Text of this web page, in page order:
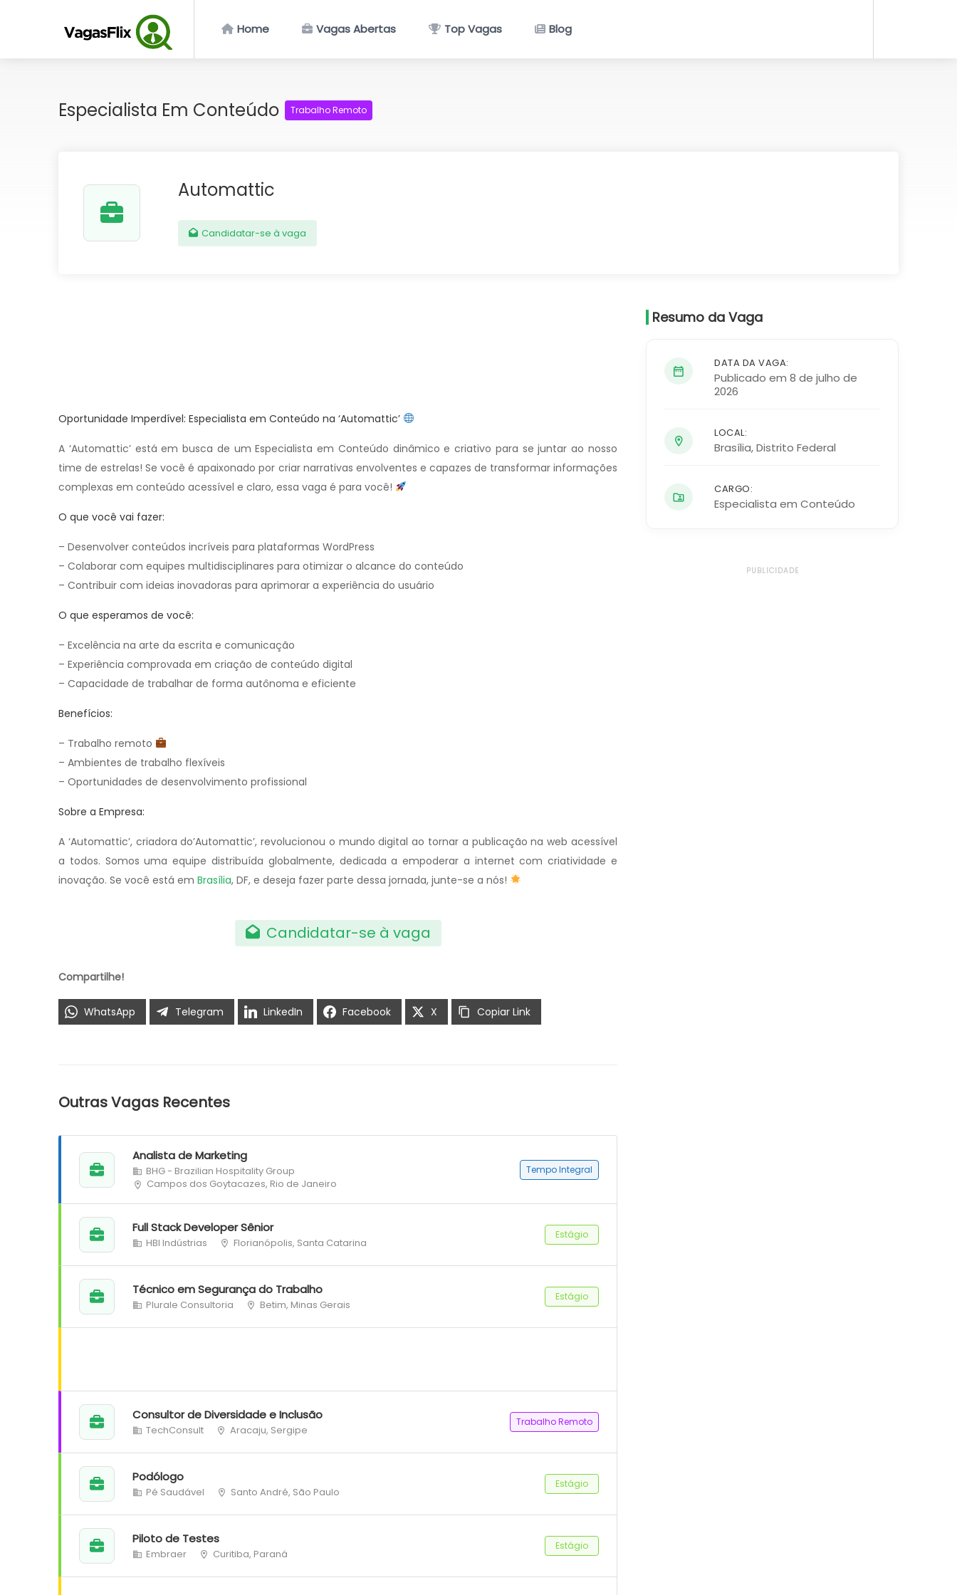
Home Vagas Abertas Top Vagas Blog
Especialista Em Conteúdo Trabalho Remoto
Automattic
Candidatar-se à vaga
Oportunidade Imperdível: Especialista em Conteúdo na ‘Automattic’
A ‘Automattic’ está em busca de um Especialista em Conteúdo dinâmico e criativo para se juntar ao nosso
time de estrelas! Se você é apaixonado por criar narrativas envolventes e capazes de transformar informações
complexas em conteúdo acessível e claro, essa vaga é para você!
O que você vai fazer:
– Desenvolver conteúdos incríveis para plataformas WordPress
– Colaborar com equipes multidisciplinares para otimizar o alcance do conteúdo
– Contribuir com ideias inovadoras para aprimorar a experiência do usuário
O que esperamos de você:
– Excelência na arte da escrita e comunicação
– Experiência comprovada em criação de conteúdo digital
– Capacidade de trabalhar de forma autônoma e eficiente
Benefícios:
– Trabalho remoto
– Ambientes de trabalho flexíveis
– Oportunidades de desenvolvimento profissional
Sobre a Empresa:
A ‘Automattic’, criadora do’Automattic’, revolucionou o mundo digital ao tornar a publicação na web acessível
a todos. Somos uma equipe distribuída globalmente, dedicada a empoderar a internet com criatividade e
inovação. Se você está em Brasília, DF, e deseja fazer parte dessa jornada, junte-se a nós!
Candidatar-se à vaga
Compartilhe!
WhatsApp Telegram LinkedIn Facebook X Copiar Link
Outras Vagas Recentes
Analista de Marketing
BHG - Brazilian Hospitality Group
Campos dos Goytacazes, Rio de Janeiro
Tempo Integral
Full Stack Developer Sênior
HBI Indústrias Florianópolis, Santa Catarina
Estágio
Técnico em Segurança do Trabalho
Plurale Consultoria Betim, Minas Gerais
Estágio
Consultor de Diversidade e Inclusão
TechConsult Aracaju, Sergipe
Trabalho Remoto
Podólogo
Pé Saudável Santo André, São Paulo
Estágio
Piloto de Testes
Embraer Curitiba, Paraná
Estágio
Resumo da Vaga
DATA DA VAGA:
Publicado em 8 de julho de
2026
LOCAL:
Brasília,Distrito Federal
CARGO:
Especialista em Conteúdo
PUBLICIDADE